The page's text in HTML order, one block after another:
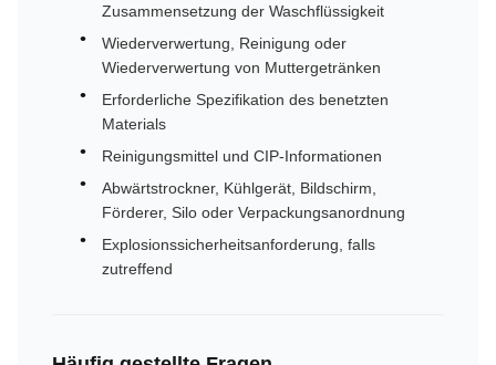
Zusammensetzung der Waschflüssigkeit
Wiederverwertung, Reinigung oder
Wiederverwertung von Muttergetränken
Erforderliche Spezifikation des benetzten
Materials
Reinigungsmittel und CIP-Informationen
Abwärtstrockner, Kühlgerät, Bildschirm,
Förderer, Silo oder Verpackungsanordnung
Explosionssicherheitsanforderung, falls
zutreffend